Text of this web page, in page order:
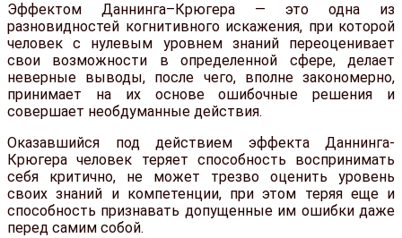
Эффектом Даннинга–Крюгера — это одна из
разновидностей когнитивного искажения, при которой
человек с нулевым уровнем знаний переоценивает
свои возможности в определенной сфере, делает
неверные выводы, после чего, вполне закономерно,
принимает на их основе ошибочные решения и
совершает необдуманные действия.
Оказавшийся под действием эффекта Даннинга-
Крюгера человек теряет способность воспринимать
себя критично, не может трезво оценить уровень
своих знаний и компетенции, при этом теряя еще и
способность признавать допущенные им ошибки даже
перед самим собой.